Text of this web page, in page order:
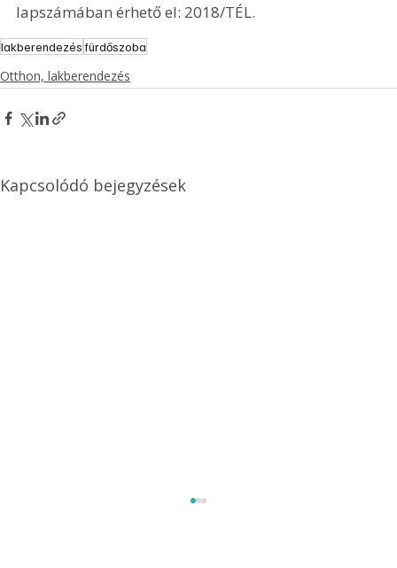
lapszámában érhető el: 2018/TÉL.
lakberendezésfürdőszoba
Otthon, lakberendezés
Kapcsolódó bejegyzések